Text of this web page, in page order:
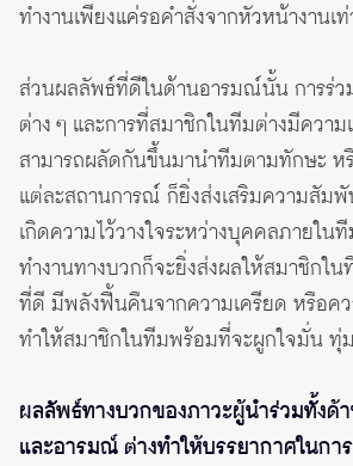
ทำงานเพียงแค่รอคำสั่งจากหัวหน้างานเ
ส่วนผลลัพธ์ที่ดีในด้านอารมณ์นั้น การร่
ต่าง ๆ และการที่สมาชิกในทีมต่างมีควา
สามารถผลัดกันขึ้นมานำทีมตามทักษะ
แต่ละสถานการณ์ ก็ยิ่งส่งเสริมความสัม
เกิดความไว้วางใจระหว่างบุคคลภายใน
ทำงานทางบวกก็จะยิ่งส่งผลให้สมาชิกใ
ที่ดี มีพลังฟื้นคืนจากความเครียด หรือคว
ทำให้สมาชิกในทีมพร้อมที่จะผูกใจมั่น ทุ่
ผลลัพธ์ทางบวกของภาวะผู้นำร่วมทั้งด้
และอารมณ์ ต่างทำให้บรรยากาศในกา